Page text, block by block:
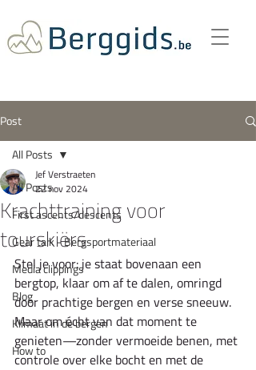
Post
All Posts
First ascents/descents
Gear talk - Bergsportmateriaal
Media clippings
Blog
Klimaat in de bergen
How to
All Posts
Krachttraining voor
tourskiërs
Jef Verstraeten
22 nov 2024
Stel je voor: je staat bovenaan een
bergtop, klaar om af te dalen, omringd
door prachtige bergen en verse sneeuw.
Maar om écht van dat moment te
genieten—zonder vermoeide benen, met
controle over elke bocht en met de